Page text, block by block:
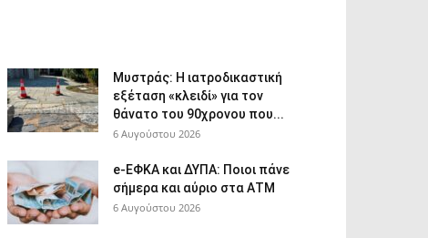
Μυστράς: Η ιατροδικαστική
εξέταση «κλειδί» για τον
θάνατο του 90χρονου που...
6 Αυγούστου 2026
e-ΕΦΚΑ και ΔΥΠΑ: Ποιοι πάνε
σήμερα και αύριο στα ΑΤΜ
6 Αυγούστου 2026